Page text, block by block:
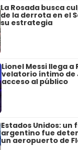
La Rosada busca
de la derrota en el
su estrategia
Lionel Messi llega a
velatorio íntimo de
acceso al público
Estados Unidos:
argentino fue
un aeropuerto de